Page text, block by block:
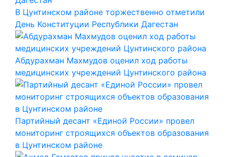
В Цунтинском районе торжественно отметили
День Конституции Республики Дагестан
Абдурахман Махмудов оценил ход работы
медицинских учреждений Цунтинского района
Партийный десант «Единой России» провел
мониторинг строящихся объектов образования
в Цунтинском районе